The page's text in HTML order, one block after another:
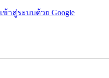
เข้าสู่ระบบด้วย Google